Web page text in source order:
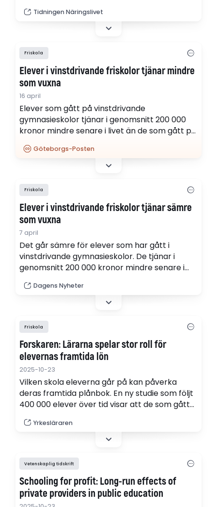
”Det största problemet med studien är att
den inte säger något om dagens skola", säger
Tidningen Näringslivet
Friskola
Elever i vinstdrivande friskolor tjänar mindre
som vuxna
16 april
Elever som gått på vinstdrivande
gymnasieskolor tjänar i genomsnitt 200 000
kronor mindre senare i livet än de som gått på
kommunala gymnasier, visar ny forskning. Och
det finns en tydlig förklaring till varför.
Göteborgs-Posten
Friskola
Elever i vinstdrivande friskolor tjänar sämre
som vuxna
7 april
Det går sämre för elever som har gått i
vinstdrivande gymnasieskolor. De tjänar i
genomsnitt 200 000 kronor mindre senare i
gymnasieskolor. Det visar Petter Bergs
avhandling i vilken han har undersökt vad
Dagens Nyheter
Friskola
Forskaren: Lärarna spelar stor roll för
elevernas framtida lön
2025-10-23
Vilken skola eleverna går på kan påverka
deras framtida plånbok. En ny studie som följt
400 000 elever över tid visar att de som gått
lägre lön senare i livet än de som gått i
kommunala skolor. Särskilt stor betydelse har
Yrkesläraren
Vetenskaplig tidskrift
Schooling for profit: Long-run effects of
private providers in public education